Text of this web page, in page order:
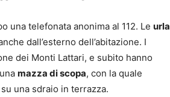
una telefonata anonima al 112. Le urla
dall’esterno dell’abitazione. I
dei Monti Lattari, e subito hanno
mazza di scopa, con la quale
una sdraio in terrazza.